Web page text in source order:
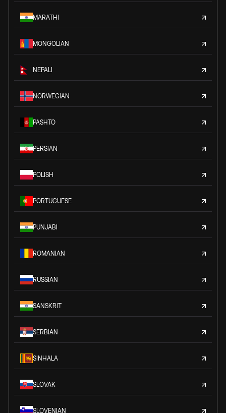
MARATHI
MONGOLIAN
NEPALI
NORWEGIAN
PASHTO
PERSIAN
POLISH
PORTUGUESE
PUNJABI
ROMANIAN
RUSSIAN
SANSKRIT
SERBIAN
SINHALA
SLOVAK
SLOVENIAN